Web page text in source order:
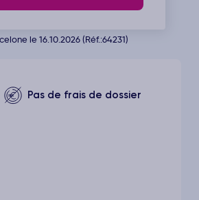
le 16.10.2026 (Réf.:64231)
Pas de frais de dossier